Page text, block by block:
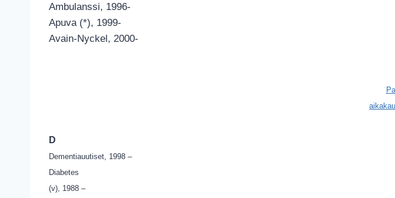
Ambulanssi, 1996-
Apuva (*), 1999-
Avain-Nyckel, 2000-
D
Dementiauutiset, 1998 –
Diabetes
(v), 1988 –